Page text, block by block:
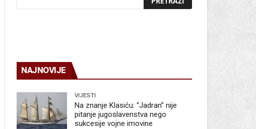
NAJNOVIJE
VIJESTI
Na znanje Klasiću: “Jadran” nije
pitanje jugoslavenstva nego
sukcesije vojne imovine